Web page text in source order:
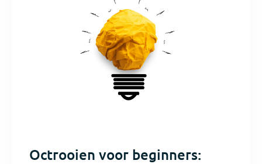
Octrooien voor beginners: